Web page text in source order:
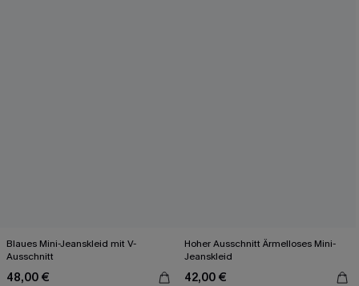
Blaues Mini-Jeanskleid mit V-
Ausschnitt
48,00 €
Hoher Ausschnitt Ärmelloses Mini-
Jeanskleid
42,00 €